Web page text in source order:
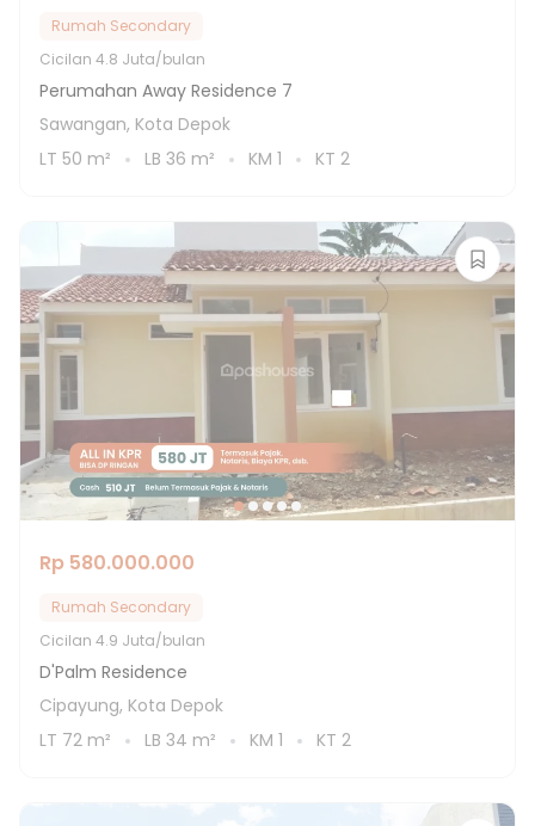
Rumah Secondary
Cicilan 4.8 Juta/bulan
Perumahan Away Residence 7
Sawangan, Kota Depok
LT 50 m² LB 36 m² KM 1 KT 2
Rp 580.000.000
Rumah Secondary
Cicilan 4.9 Juta/bulan
D'Palm Residence
Cipayung, Kota Depok
LT 72 m² LB 34 m² KM 1 KT 2